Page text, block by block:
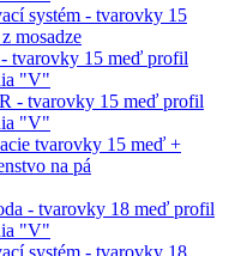
systém - tvarovky 15
mosadze
tvarovky 15 meď profil
"V"
- tvarovky 15 meď profil
"V"
tvarovky 15 meď +
na pá
- tvarovky 18 meď profil
"V"
systém - tvarovky 18